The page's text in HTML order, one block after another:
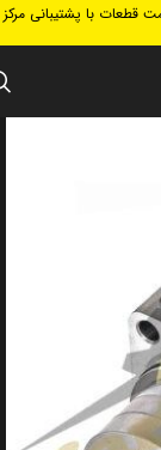
قطعات با پشتیبانی مرکز